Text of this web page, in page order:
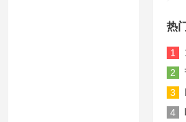
热
1
2
3
4